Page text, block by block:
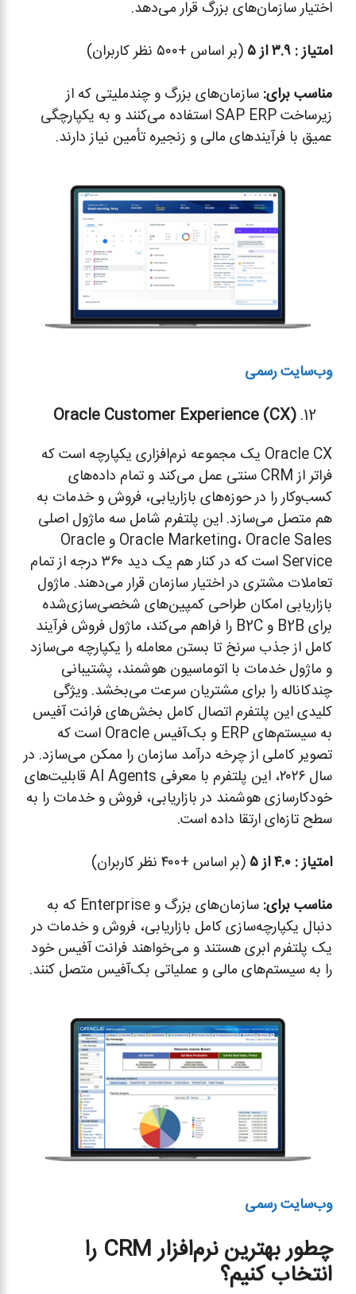
اختیار سازمان‌های بزرگ قرار می‌دهد.
امتیاز : ۳.۹ از ۵
(بر اساس +۵۰۰ نظر کاربران)
مناسب برای: سازمان‌های بزرگ و چندملیتی که از
زیرساخت SAP ERP استفاده می‌کنند و به یکپارچگی
عمیق با فرآیندهای مالی و زنجیره تأمین نیاز دارند.
وب‌سایت رسمی
Oracle Customer Experience (CX)
Oracle CX یک مجموعه نرم‌افزاری یکپارچه است که
فراتر از CRM سنتی عمل می‌کند و تمام داده‌های
کسب‌وکار را در حوزه‌های بازاریابی، فروش و خدمات به
هم متصل می‌سازد. این پلتفرم شامل سه ماژول اصلی
Oracle Marketing، Oracle Sales و Oracle
Service است که در کنار هم یک دید ۳۶۰ درجه از تمام
تعاملات مشتری در اختیار سازمان قرار می‌دهند. ماژول
بازاریابی امکان طراحی کمپین‌های شخصی‌سازی‌شده
برای B2B و B2C را فراهم می‌کند، ماژول فروش فرآیند
کامل از جذب سرنخ تا بستن معامله را یکپارچه می‌سازد
و ماژول خدمات با اتوماسیون هوشمند، پشتیبانی
چندکاناله را برای مشتریان سرعت می‌بخشد. ویژگی
کلیدی این پلتفرم اتصال کامل بخش‌های فرانت آفیس
به سیستم‌های ERP و بک‌آفیس Oracle است که
تصویر کاملی از چرخه درآمد سازمان را ممکن می‌سازد. در
سال ۲۰۲۶، این پلتفرم با معرفی AI Agents قابلیت‌های
خودکارسازی هوشمند در بازاریابی، فروش و خدمات را به
سطح تازه‌ای ارتقا داده است.
امتیاز : ۴.۰ از ۵
(بر اساس +۴۰۰ نظر کاربران)
مناسب برای:
سازمان‌های بزرگ و Enterprise که به
دنبال یکپارچه‌سازی کامل بازاریابی، فروش و خدمات در
یک پلتفرم ابری هستند و می‌خواهند فرانت آفیس خود
را به سیستم‌های مالی و عملیاتی بک‌آفیس متصل کنند.
وب‌سایت رسمی
چطور بهترین نرم‌افزارCRM را
انتخاب کنیم؟